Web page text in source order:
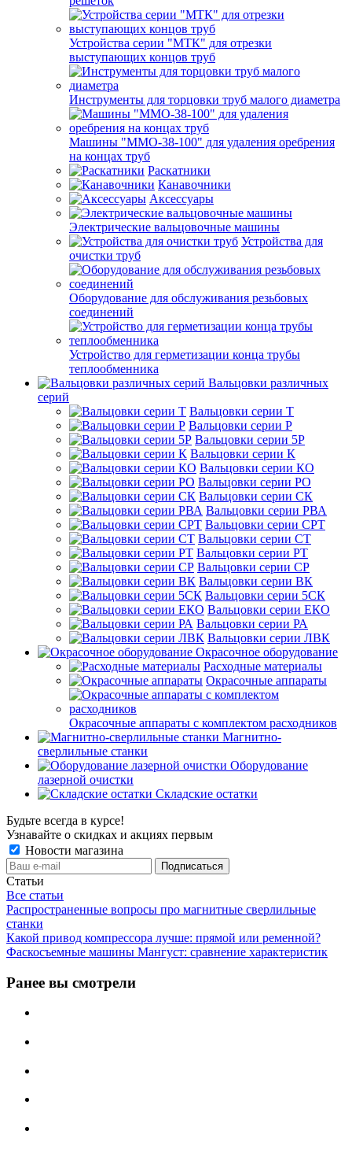
Устройства серии "МТК" для отрезки
выступающих концов труб
Инструменты для торцовки труб малого диаметра
Машины "ММО-38-100" для удаления оребрения
на концах труб
Раскатники
Канавочники
Аксессуары
Электрические вальцовочные машины
Устройства для
очистки труб
Оборудование для обслуживания резьбовых
соединений
Устройство для герметизации конца трубы
теплообменника
Вальцовки различных
серий
Вальцовки серии Т
Вальцовки серии Р
Вальцовки серии 5Р
Вальцовки серии К
Вальцовки серии КО
Вальцовки серии РО
Вальцовки серии СК
Вальцовки серии РВА
Вальцовки серии СРТ
Вальцовки серии СТ
Вальцовки серии РТ
Вальцовки серии СР
Вальцовки серии ВК
Вальцовки серии 5СК
Вальцовки серии ЕКО
Вальцовки серии РА
Вальцовки серии ЛВК
Окрасочное оборудование
Расходные материалы
Окрасочные аппараты
Окрасочные аппараты с комплектом расходников
Магнитно-
сверлильные станки
Оборудование
лазерной очистки
Складские остатки
Будьте всегда в курсе!
Узнавайте о скидках и акциях первым
Новости магазина
Статьи
Все статьи
Распространенные вопросы про магнитные сверлильные
станки
Какой привод компрессора лучше: прямой или ременной?
Фаскосъемные машины Мангуст: сравнение характеристик
Ранее вы смотрели